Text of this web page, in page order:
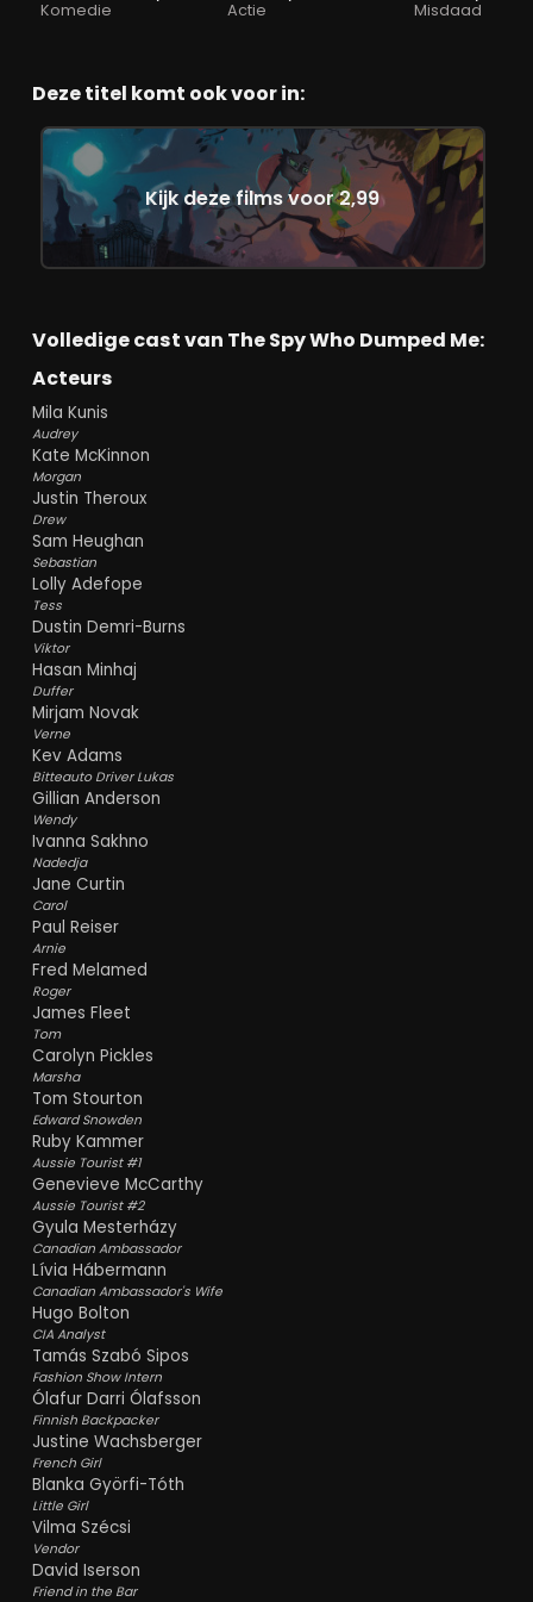
Komedie Actie Misdaad
Deze titel komt ook voor in:
Kijk deze films voor 2,99
Volledige cast van The Spy Who Dumped Me:
Acteurs
Mila Kunis
Audrey
Kate McKinnon
Morgan
Justin Theroux
Drew
Sam Heughan
Sebastian
Lolly Adefope
Tess
Dustin Demri-Burns
Viktor
Hasan Minhaj
Duffer
Mirjam Novak
Verne
Kev Adams
Bitteauto Driver Lukas
Gillian Anderson
Wendy
Ivanna Sakhno
Nadedja
Jane Curtin
Carol
Paul Reiser
Arnie
Fred Melamed
Roger
James Fleet
Tom
Carolyn Pickles
Marsha
Tom Stourton
Edward Snowden
Ruby Kammer
Aussie Tourist #1
Genevieve McCarthy
Aussie Tourist #2
Gyula Mesterházy
Canadian Ambassador
Lívia Hábermann
Canadian Ambassador's Wife
Hugo Bolton
CIA Analyst
Tamás Szabó Sipos
Fashion Show Intern
Ólafur Darri Ólafsson
Finnish Backpacker
Justine Wachsberger
French Girl
Blanka Györfi-Tóth
Little Girl
Vilma Szécsi
Vendor
David Iserson
Friend in the Bar